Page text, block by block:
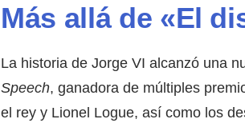
Más allá de «El
La historia de Jorge VI alcanzó una
Speech, ganadora de múltiples
el rey y Lionel Logue, así como los